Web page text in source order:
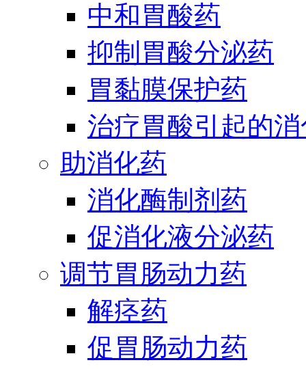
中和胃酸药
抑制胃酸分泌药
胃黏膜保护药
治疗胃酸引起的
助消化药
消化酶制剂药
促消化液分泌药
调节胃肠动力药
解痉药
促胃肠动力药